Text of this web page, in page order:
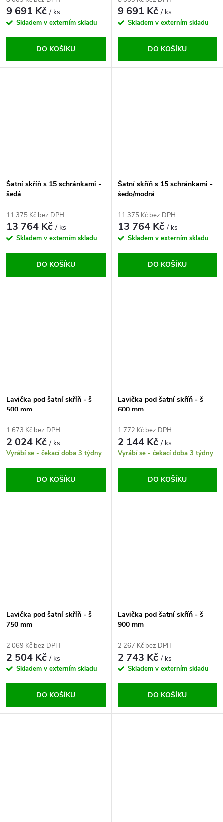
9 691 Kč/ ks
Skladem v externím skladu
DO KOŠÍKU
9 691 Kč/ ks
Skladem v externím skladu
DO KOŠÍKU
Šatní skříň s 15 schránkami -
šedá
11 375 Kč bez DPH
13 764 Kč/ ks
Skladem v externím skladu
DO KOŠÍKU
Šatní skříň s 15 schránkami -
šedo/modrá
11 375 Kč bez DPH
13 764 Kč/ ks
Skladem v externím skladu
DO KOŠÍKU
Lavička pod šatní skříň - š
500 mm
1 673 Kč bez DPH
2 024 Kč/ ks
Vyrábí se - čekací doba 3 týdny
DO KOŠÍKU
Lavička pod šatní skříň - š
600 mm
1 772 Kč bez DPH
2 144 Kč/ ks
Vyrábí se - čekací doba 3 týdny
DO KOŠÍKU
Lavička pod šatní skříň - š
750 mm
2 069 Kč bez DPH
2 504 Kč/ ks
Skladem v externím skladu
DO KOŠÍKU
Lavička pod šatní skříň - š
900 mm
2 267 Kč bez DPH
2 743 Kč/ ks
Skladem v externím skladu
DO KOŠÍKU